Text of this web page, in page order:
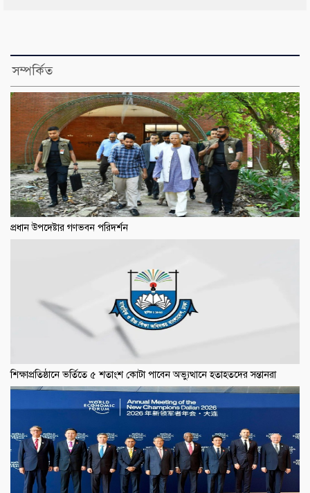
সম্পর্কিত
প্রধান উপদেষ্টার গণভবন পরিদর্শন
শিক্ষাপ্রতিষ্ঠানে ভর্তিতে ৫ শতাংশ কোটা পাবেন অভ্যুত্থানে হতাহতদের সন্তানরা